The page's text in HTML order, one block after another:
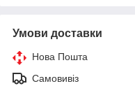
Умови доставки
Нова Пошта
Самовивіз